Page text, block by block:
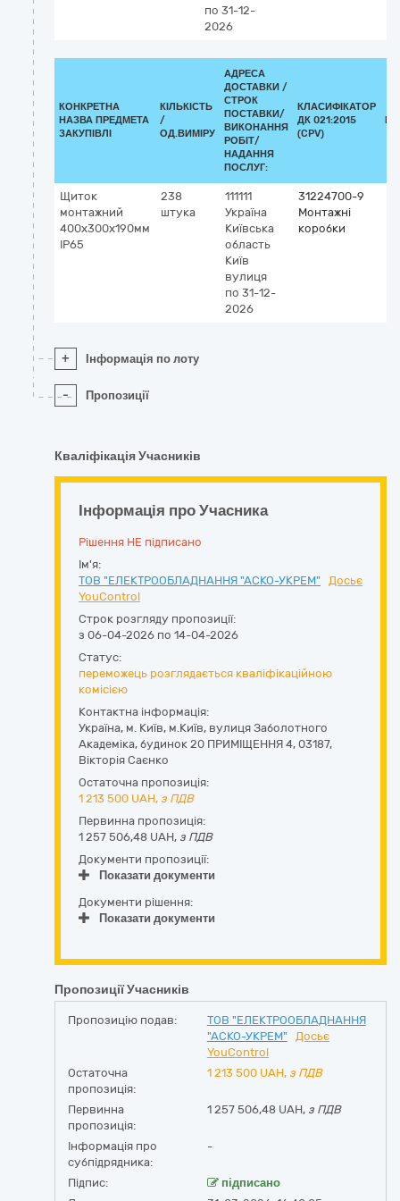
по 31-12-
2026
КОНКРЕТНА
НАЗВА ПРЕДМЕТА
ЗАКУПІВЛІ
КІЛЬКІСТЬ
/
ОД.ВИМІРУ
АДРЕСА
ДОСТАВКИ /
СТРОК
ПОСТАВКИ/
ВИКОНАННЯ
РОБІТ/
НАДАННЯ
ПОСЛУГ:
КЛАСИФІКАТОР
ДК 021:2015
(CPV)
Щиток
монтажний
400x300x190мм
IP65
238
штука
111111
Україна
Київська
область
Київ
вулиця
по 31-12-
2026
31224700-9
Монтажні
коробки
+ Інформація по лоту
- Пропозиції
Кваліфікація Учасників
Інформація про Учасника
Рішення НЕ підписано
Ім'я:
ТОВ "ЕЛЕКТРООБЛАДНАННЯ "АСКО-УКРЕМ"
Досьє
YouControl
Строк розгляду пропозиції:
з 06-04-2026 по 14-04-2026
Статус:
переможець розглядається кваліфікаційною
комісією
Контактна інформація:
Україна, м. Київ, м.Київ, вулиця Заболотного
Академіка, будинок 20 ПРИМІЩЕННЯ 4, 03187,
Вікторія Саєнко
Остаточна пропозиція:
1 213 500 UAH, з ПДВ
Первинна пропозиція:
1 257 506,48 UAH, з ПДВ
Документи пропозиції:
Показати документи
Документи рішення:
Показати документи
Пропозиції Учасників
Пропозицію подав:
ТОВ "ЕЛЕКТРООБЛАДНАННЯ
"АСКО-УКРЕМ"
Досьє
YouControl
Остаточна
пропозиція:
1 213 500 UAH, з ПДВ
Первинна
пропозиція:
1 257 506,48 UAH, з ПДВ
Інформація про
субпідрядника:
-
Підпис:
підписано